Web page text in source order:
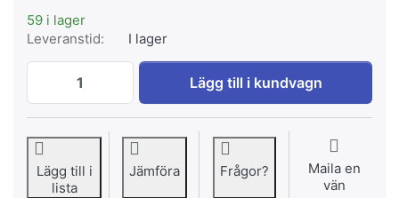
59 i lager
Leveranstid:
I lager
Kinto Mugtail Uggla/Uhu-tekopp till EUR
Lägg till i kundvagn
Lägg till i
lista
Jämföra Frågor?
Maila en
vän